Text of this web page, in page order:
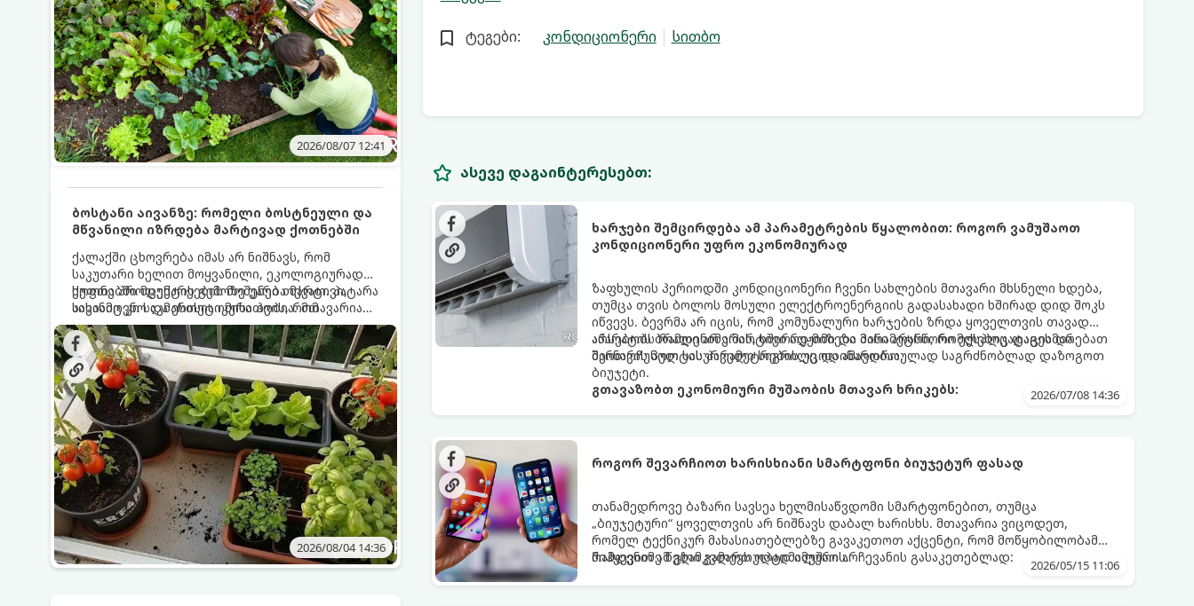
ბოლომდე 5 მნიშვნელოვანი საქმის გაკეთება
უნდა მოასწროთ:
2026/08/07 12:41
ბოსტანი აივანზე: რომელი ბოსტნეული და
მწვანილი იზრდება მარტივად ქოთნებში
ქალაქში ცხოვრება იმას არ ნიშნავს, რომ
საკუთარი ხელით მოყვანილი, ეკოლოგიურად
სუფთა პროდუქტის გემოზე უარი თქვათ. პატარა
აივანიც კი საკმარისია იმისათვის, რომ
მოიწყოთ მინი-ბოსტანი, საიდანაც
ყოველდღიურად ახალ, არომატულ მწვანილსა
და ბოსტნეულს მოკრეფთ.
ქოთნებში მცენარეების მოშენება მარტივი,
სასიამოვნო და ესთეტიკური ჰობია. მთავარია
იცოდეთ, რომელი კულტურები ეგუებიან
ქოთნის პირობებს ყველაზე კარგად და როგორ
მოუაროთ მათ სწორად.
2026/08/04 14:36
ტეგები: კონდიციონერი სითბო
ასევე დაგაინტერესებთ:
ხარჯები შემცირდება ამ პარამეტრების წყალობით: როგორ ვამუშაოთ
კონდიციონერი უფრო ეკონომიურად
ზაფხულის პერიოდში კონდიციონერი ჩვენი სახლების მთავარი მხსნელი ხდება,
თუმცა თვის ბოლოს მოსული ელექტროენერგიის გადასახადი ხშირად დიდ შოკს
იწვევს. ბევრმა არ იცის, რომ კომუნალური ხარჯების ზრდა ყოველთვის თავად
აპარატის ბრალი არ არის, ხშირად მიზეზი მისი არასწორი ექსპლუატაცია და
მართვის პულტის პარამეტრების უცოდინარობაა.
არსებობს რამდენიმე მარტივი რეჟიმი და პარამეტრი, რომლებიც დაგეხმარებათ
შეინარჩუნოთ სასურველი სიგრილე და ამავდროულად საგრძნობლად დაზოგოთ
ბიუჯეტი.
გთავაზობთ ეკონომიური მუშაობის მთავარ ხრიკებს:
2026/07/08 14:36
როგორ შევარჩიოთ ხარისხიანი სმარტფონი ბიუჯეტურ ფასად
თანამედროვე ბაზარი სავსეა ხელმისაწვდომი სმარტფონებით, თუმცა
„ბიუჯეტური“ ყოველთვის არ ნიშნავს დაბალ ხარისხს. მთავარია ვიცოდეთ,
რომელ ტექნიკურ მახასიათებლებზე გავაკეთოთ აქცენტი, რომ მოწყობილობამ
რამდენიმე წელი გამართულად იმუშაოს.
მიჰყევით ამ გზამკვლევს ოპტიმალური არჩევანის გასაკეთებლად: 2026/05/15 11:06